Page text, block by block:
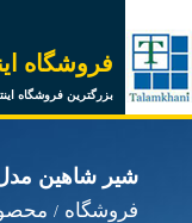
فروشگاه
بزرگترین فروشگاه
شیر شاهین
فروشگاه